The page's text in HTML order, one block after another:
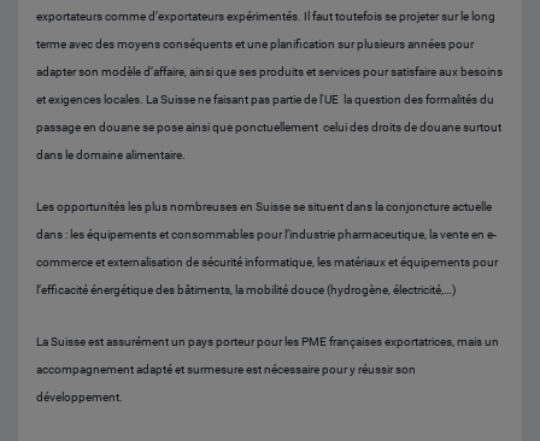
exportateurs comme d’exportateurs expérimentés. Il faut toutefois se projeter sur le long
terme avec des moyens conséquents et une planification sur plusieurs années pour
adapter son modèle d’affaire, ainsi que ses produits et services pour satisfaire aux besoins
et exigences locales. La Suisse ne faisant pas partie de l'UE la question des formalités du
passage en douane se pose ainsi que ponctuellement celui des droits de douane surtout
dans le domaine alimentaire.
Les opportunités les plus nombreuses en Suisse se situent dans la conjoncture actuelle
dans : les équipements et consommables pour l’industrie pharmaceutique, la vente en e-
commerce et externalisation de sécurité informatique, les matériaux et équipements pour
l’efficacité énergétique des bâtiments, la mobilité douce (hydrogène, électricité,…)
La Suisse est assurément un pays porteur pour les PME françaises exportatrices, mais un
accompagnement adapté et surmesure est nécessaire pour y réussir son
développement.